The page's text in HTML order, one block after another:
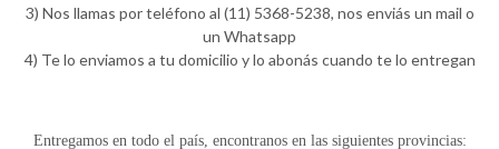
3) Nos llamas por teléfono al (11) 5368-5238, nos enviás un mail o
un Whatsapp
4) Te lo enviamos a tu domicilio y lo abonás cuando te lo entregan
Entregamos en todo el país, encontranos en las siguientes provincias: